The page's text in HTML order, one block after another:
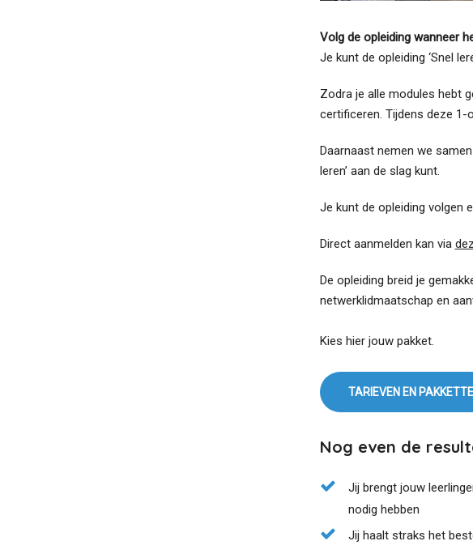
Volg de opleiding wanneer
Je kunt de opleiding ‘Snel
Zodra je alle modules hebt
certificeren. Tijdens deze 1-
Daarnaast nemen we
leren’ aan de slag kunt.
Je kunt de opleiding volgen
Direct aanmelden kan via
De opleiding breid je
netwerklidmaatschap en
Kies hier jouw pakket.
TARIEVEN EN
Nog even de
Jij brengt jouw
nodig hebben
Jij haalt straks het